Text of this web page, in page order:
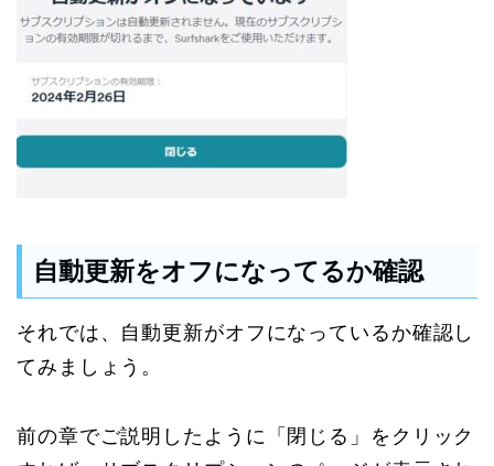
自動更新をオフになってるか確認
それでは、自動更新がオフになっているか確認し
てみましょう。
前の章でご説明したように「閉じる」をクリック